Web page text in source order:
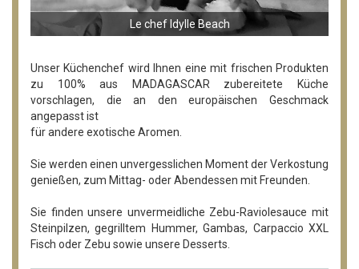
Le chef Idylle Beach
Unser Küchenchef wird Ihnen eine mit frischen Produkten
zu 100% aus MADAGASCAR zubereitete Küche
vorschlagen, die an den europäischen Geschmack
angepasst ist
für andere exotische Aromen.
Sie werden einen unvergesslichen Moment der Verkostung
genießen, zum Mittag- oder Abendessen mit Freunden.
Sie finden unsere unvermeidliche Zebu-Raviolesauce mit
Steinpilzen, gegrilltem Hummer, Gambas, Carpaccio XXL
Fisch oder Zebu sowie unsere Desserts.